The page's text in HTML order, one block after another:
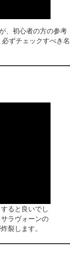
、初心者の方の参考
ずチェックすべき名
ると良いでし
ラヴォーンの
裂します。